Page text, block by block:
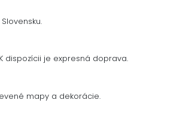
dispozícii je expresná doprava.
mapy a dekorácie.